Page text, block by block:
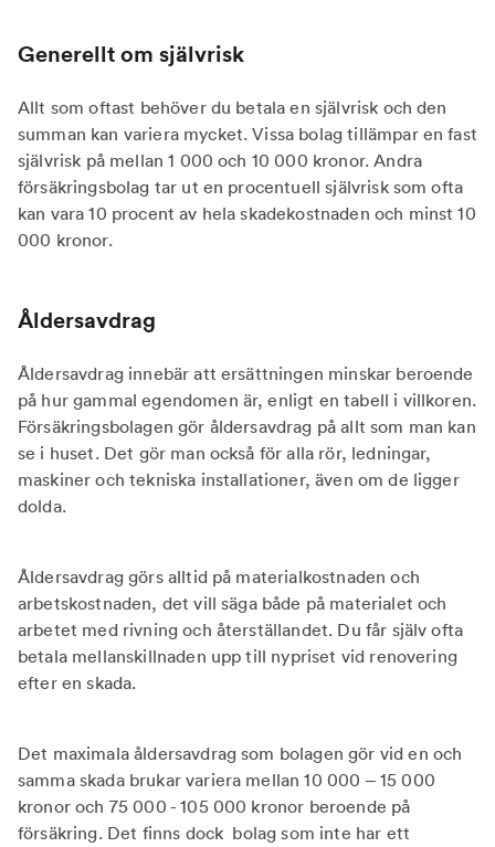
Generellt om självrisk
Allt som oftast behöver du betala en självrisk och den
summan kan variera mycket. Vissa bolag tillämpar en fast
självrisk på mellan 1 000 och 10 000 kronor. Andra
försäkringsbolag tar ut en procentuell självrisk som ofta
kan vara 10 procent av hela skadekostnaden och minst 10
000 kronor.
Åldersavdrag
Åldersavdrag innebär att ersättningen minskar beroende
på hur gammal egendomen är, enligt en tabell i villkoren.
Försäkringsbolagen gör åldersavdrag på allt som man kan
se i huset. Det gör man också för alla rör, ledningar,
maskiner och tekniska installationer, även om de ligger
dolda.
Åldersavdrag görs alltid på materialkostnaden och
arbetskostnaden, det vill säga både på materialet och
arbetet med rivning och återställandet. Du får själv ofta
betala mellanskillnaden upp till nypriset vid renovering
efter en skada.
Det maximala åldersavdrag som bolagen gör vid en och
samma skada brukar variera mellan 10 000 – 15 000
kronor och 75 000 - 105 000 kronor beroende på
försäkring. Det finns dock bolag som inte har ett